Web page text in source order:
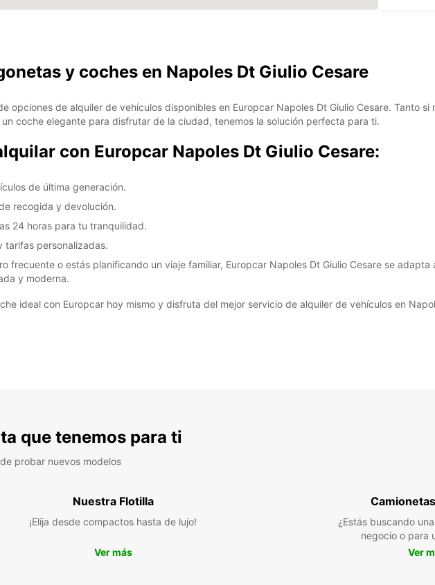
y coches en Napoles Dt Giulio Cesare
opciones de alquiler de vehículos disponibles en Europcar Napoles Dt Giulio Cesare. Tanto
coche elegante para disfrutar de la ciudad, tenemos la solución perfecta para ti.
con Europcar Napoles Dt Giulio Cesare:
de última generación.
recogida y devolución.
24 horas para tu tranquilidad.
tarifas personalizadas.
frecuente o estás planificando un viaje familiar, Europcar Napoles Dt Giulio Cesare se
y moderna.
ideal con Europcar hoy mismo y disfruta del mejor servicio de alquiler de vehículos en
que tenemos para ti
probar nuevos modelos
Nuestra Flotilla
¡Elija desde compactos hasta de lujo!
Ver más
¿Estás buscando
negocio o para
Ver